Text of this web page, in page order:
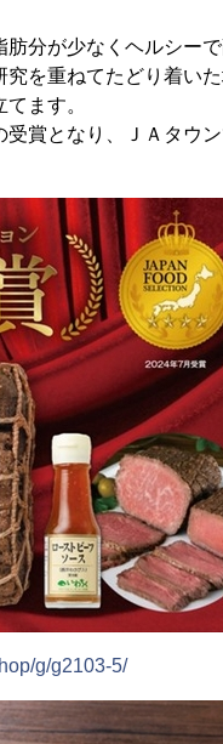
分が少なくヘルシー
を重ねてたどり着い
ます。
賞となり、ＪＡタウ
g/g2103-5/